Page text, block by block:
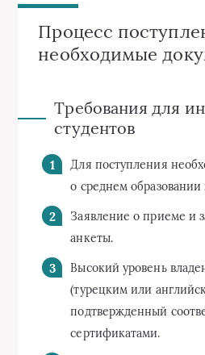
Процесс
необходимые
Требования для
студентов
Для поступления
о среднем образовании
Заявление о приеме и
анкеты.
Высокий уровень
(турецким или
подтвержденный
сертификатами.